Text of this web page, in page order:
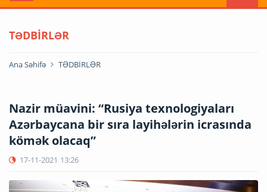
TƏDBİRLƏR
Ana Səhifə TƏDBİRLƏR
Nazir müavini: “Rusiya texnologiyaları
Azərbaycana bir sıra layihələrin icrasında
kömək olacaq”
17-11-2021 13:26